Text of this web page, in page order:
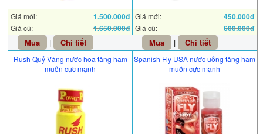
Giá mới: 1.500.000đ
Giá cũ: 1.650.000đ
Mua | Chi tiết
Giá mới: 450.000đ
Giá cũ: 600.000đ
Mua | Chi tiết
Rush Quỷ Vàng nước hoa tăng ham
muốn cực mạnh
Spanish Fly USA nước uống tăng ham
muốn cực mạnh